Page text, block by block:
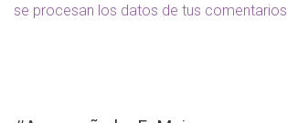
se procesan los datos de tus comentarios